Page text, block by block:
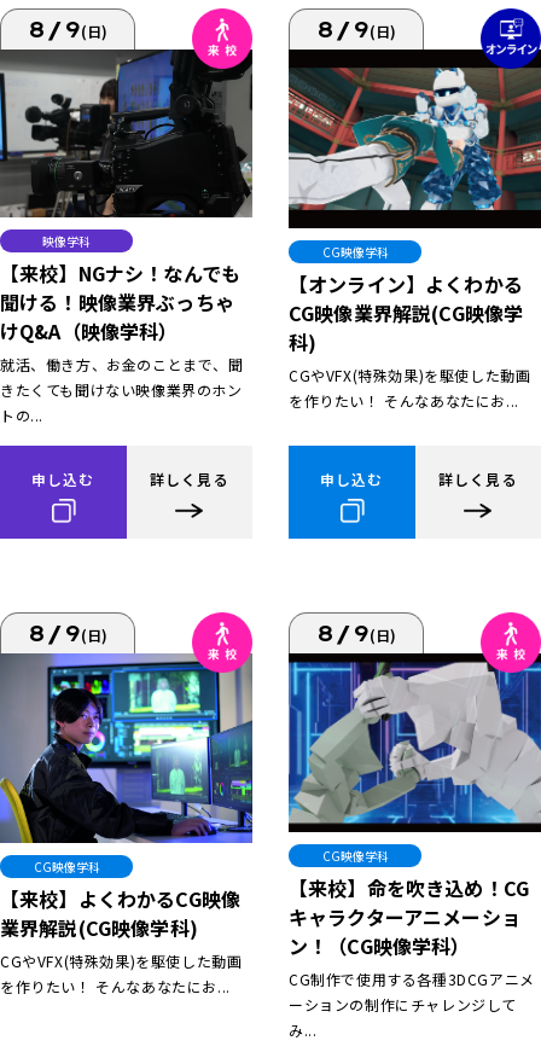
8/9(日)
映像学科
【来校】NGナシ！なんでも
聞ける！映像業界ぶっちゃ
けQ&A（映像学科）
就活、働き方、お金のことまで、聞
きたくても聞けない映像業界のホン
トの...
申し込む 詳しく見る
8/9(日)
CG映像学科
【オンライン】よくわかる
CG映像業界解説(CG映像学
科)
CGやVFX(特殊効果)を駆使した動画
を作りたい！ そんなあなたにお...
申し込む 詳しく見る
8/9(日)
CG映像学科
【来校】よくわかるCG映像
業界解説(CG映像学科)
CGやVFX(特殊効果)を駆使した動画
を作りたい！ そんなあなたにお...
8/9(日)
CG映像学科
【来校】命を吹き込め！CG
キャラクターアニメーショ
ン！（CG映像学科）
CG制作で使用する各種3DCGアニメ
ーションの制作にチャレンジして
み...